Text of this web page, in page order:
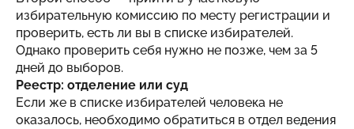
избирательную комиссию по месту регистрации и
проверить, есть ли вы в списке избирателей.
Однако проверить себя нужно не позже, чем за 5
дней до выборов.
Реестр: отделение или суд
Если же в списке избирателей человека не
оказалось, необходимо обратиться в отдел ведения